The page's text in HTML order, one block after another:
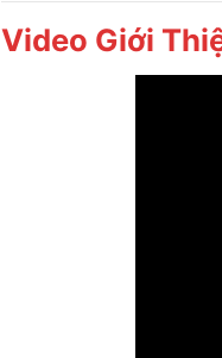
Video Giới